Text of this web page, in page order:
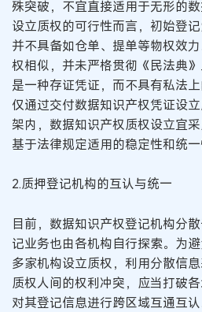
殊突破，不宜直接适用于无形的
设立质权的可行性而言，初始登
并不具备如仓单、提单等物权效
权相似，并未严格贯彻《民法典
是一种存证凭证，而不具有私法
仅通过交付数据知识产权凭证设
架内，数据知识产权质权设立宜
基于法律规定适用的稳定性和统一
2.质押登记机构的互认与统一
目前，数据知识产权登记机构分
记业务也由各机构自行探索。为
多家机构设立质权，利用分散信
质权人间的权利冲突，应当打破各
对其登记信息进行跨区域互通互